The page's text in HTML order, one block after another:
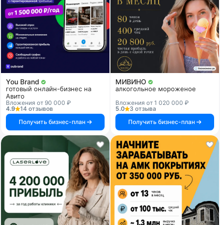
You Brand
готовый онлайн-бизнес на
Авито
Вложения от 90 000 ₽
4.9
14 отзывов
Получить бизнес-план
МИВИНО
алкогольное мороженое
Вложения от 1 020 000 ₽
5.0
3 отзыва
Получить бизнес-план